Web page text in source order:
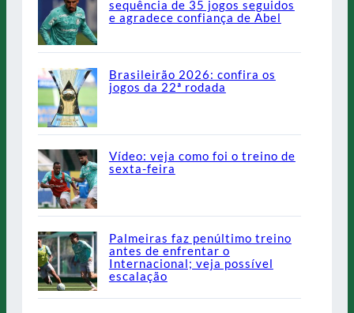
sequência de 35 jogos seguidos
e agradece confiança de Abel
Brasileirão 2026: confira os
jogos da 22ª rodada
Vídeo: veja como foi o treino de
sexta-feira
Palmeiras faz penúltimo treino
antes de enfrentar o
Internacional; veja possível
escalação